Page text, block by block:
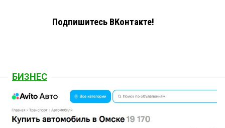
Подпишитесь ВКонтакте!
БИЗНЕС